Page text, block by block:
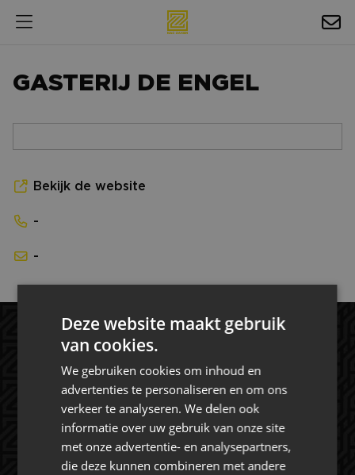
NIEUWS
BEDRIJVENGIDS
GASTERIJ DE ENGEL
Bekijk de website
-
-
Rat Verlegh Stadion
Deze website maakt gebruik
van cookies.
We gebruiken cookies om inhoud en
advertenties te personaliseren en om ons
verkeer te analyseren. We delen ook
informatie over uw gebruik van onze site
met onze advertentie- en analysepartners,
die deze kunnen combineren met andere